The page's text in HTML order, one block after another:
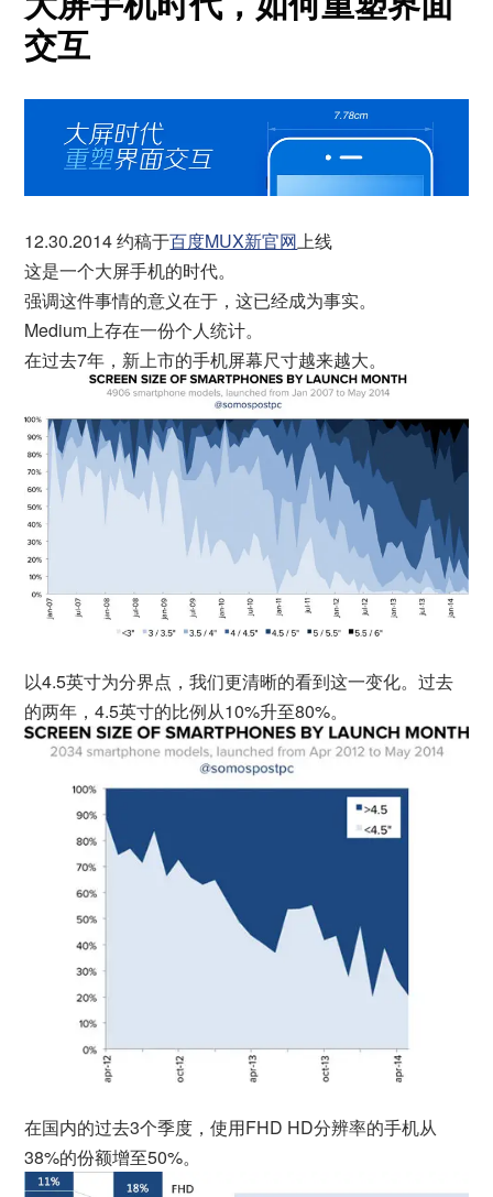
交互
12.30.2014 约稿于百度MUX新官网上线
这是一个大屏手机的时代。
强调这件事情的意义在于，这已经成为事实。
Medium上存在一份个人统计。
在过去7年，新上市的手机屏幕尺寸越来越大。
以4.5英寸为分界点，我们更清晰的看到这一变化。过去
的两年，4.5英寸的比例从10%升至80%。
在国内的过去3个季度，使用FHD HD分辨率的手机从
38%的份额增至50%。